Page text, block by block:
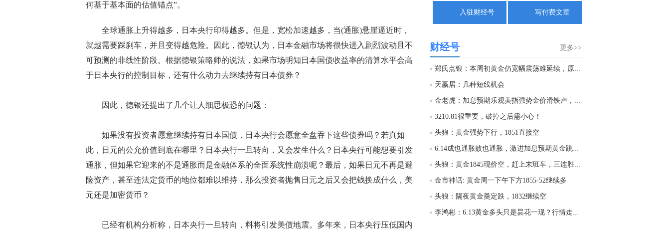
何基于基本面的估值锚点”。
全球通胀上升得越多，日本央行印得越多。但是，宽松加速越多，当(通胀)悬崖逼近时，
就越需要踩刹车，并且变得越危险。因此，德银认为，日本金融市场将很快进入剧烈波动且不
可预测的非线性阶段。根据德银策略师的说法，如果市场明知日本国债收益率的清算水平会高
于日本央行的控制目标，还有什么动力去继续持有日本债券？
因此，德银还提出了几个让人细思极恐的问题：
如果没有投资者愿意继续持有日本国债，日本央行会愿意全盘吞下这些债券吗？若真如
此，日元的公允价值到底在哪里？日本央行一旦转向，又会发生什么？日本央行可能想要引发
通胀，但如果它迎来的不是通胀而是金融体系的全面系统性崩溃呢？最后，如果日元不再是避
险资产，甚至连法定货币的地位都难以维持，那么投资者抛售日元之后又会把钱换成什么，美
元还是加密货币？
已经有机构分析称，日本央行一旦转向，料将引发美债地震。多年来，日本央行压低国内
中国地震台网正式测定：8月8日12时50分在美国阿拉斯加州发生5.2级地震，震源深度10千米。
入驻财经号 写付费文章
更多>>
财经号
郑氏点银：本周初黄金仍宽幅震荡难延续，原油依然尝试多
天赢居：几种短线机会
金老虎：加息预期乐观美指强势金价滑铁卢，油价强势拜登很无...
3210.81很重要，破掉之后需小心！
头狼：黄金强势下行，1851直接空
6.14成也通胀败也通胀，激进加息预期黄金跳水；原油稳步上涨
头狼：黄金1845现价空，赶上末班车，三连胜收割
金市神话: 黄金周一下午下方1855-52继续多
头狼：隔夜黄金奠定跌，1832继续空
李鸿彬：6.13黄金多头只是昙花一现？行情走势分析及策略